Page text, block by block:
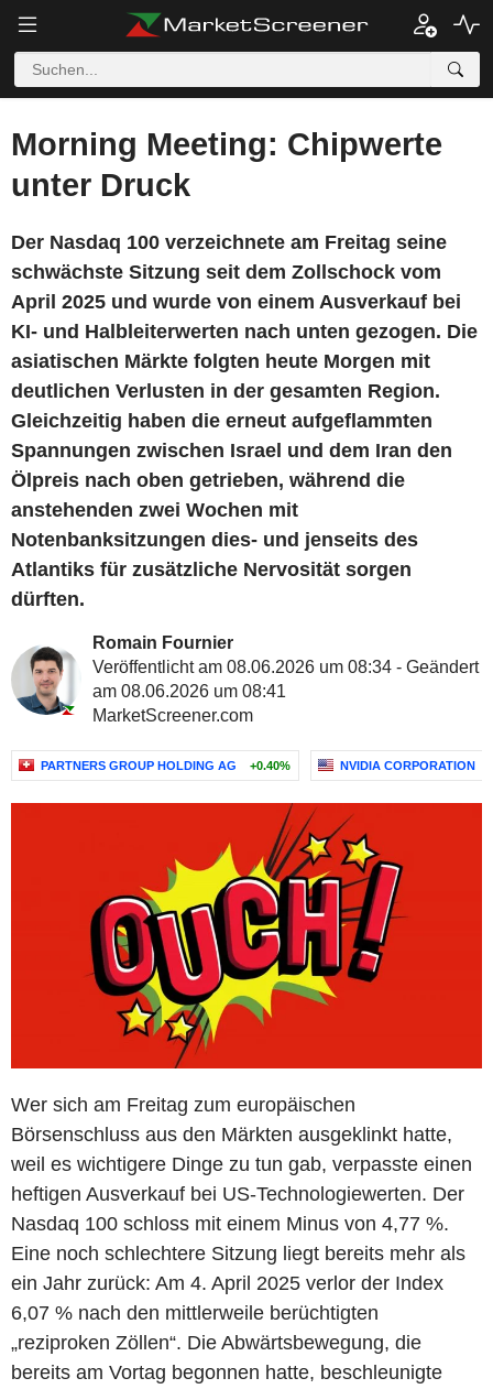
Morning Meeting: Chipwerte
unter Druck
Der Nasdaq 100 verzeichnete am Freitag seine
schwächste Sitzung seit dem Zollschock vom
April 2025 und wurde von einem Ausverkauf bei
KI- und Halbleiterwerten nach unten gezogen. Die
asiatischen Märkte folgten heute Morgen mit
deutlichen Verlusten in der gesamten Region.
Gleichzeitig haben die erneut aufgeflammten
Spannungen zwischen Israel und dem Iran den
Ölpreis nach oben getrieben, während die
anstehenden zwei Wochen mit
Notenbanksitzungen dies- und jenseits des
Atlantiks für zusätzliche Nervosität sorgen
dürften.
Romain Fournier
Veröffentlicht am 08.06.2026 um 08:34 - Geändert
am 08.06.2026 um 08:41
MarketScreener.com
PARTNERS GROUP HOLDING AG +0.40% NVIDIA CORPORATION
Wer sich am Freitag zum europäischen
Börsenschluss aus den Märkten ausgeklinkt hatte,
weil es wichtigere Dinge zu tun gab, verpasste einen
heftigen Ausverkauf bei US-Technologiewerten. Der
Nasdaq 100 schloss mit einem Minus von 4,77 %.
Eine noch schlechtere Sitzung liegt bereits mehr als
ein Jahr zurück: Am 4. April 2025 verlor der Index
6,07 % nach den mittlerweile berüchtigten
„reziproken Zöllen“. Die Abwärtsbewegung, die
bereits am Vortag begonnen hatte, beschleunigte